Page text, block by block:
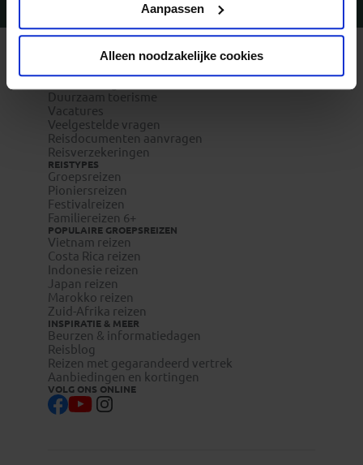
Aanpassen
Alleen noodzakelijke cookies
Vragen?Bel 09-234 13 11
REIZEN MET KONING AAP
Duurzaam toerisme
Vacatures
Veelgestelde vragen
Reisdocumenten aanvragen
Reisverzekeringen
REISTYPES
Groepsreizen
Pioniersreizen
Festivalreizen
Familiereizen 6+
POPULAIRE GROEPSREIZEN
Vietnam reizen
Costa Rica reizen
Indonesie reizen
Japan reizen
Marokko reizen
Zuid-Afrika reizen
INSPIRATIE & MEER
Beurzen & informatiedagen
Reisblog
Reizen met gegarandeerd vertrek
Aanbiedingen en kortingen
VOLG ONS ONLINE